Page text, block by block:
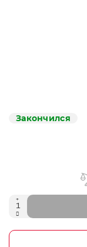
Закончился